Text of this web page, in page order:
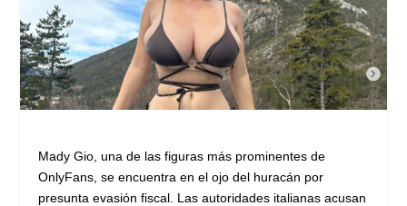
Mady Gio, una de las figuras más prominentes de
OnlyFans, se encuentra en el ojo del huracán por
presunta evasión fiscal. Las autoridades italianas acusan